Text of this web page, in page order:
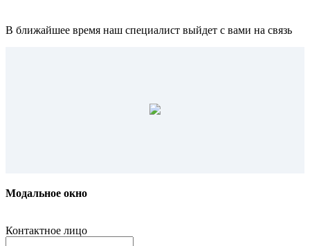
В ближайшее время наш специалист выйдет с вами на связь
Модальное окно
Контактное лицо